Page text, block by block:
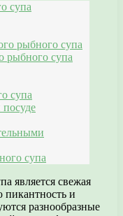
супа
рыбного супа
рыбного супа
супа
супа
является свежая
пикантность и
разнообразные